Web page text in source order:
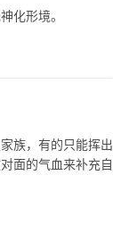
化形境。
族，有的只能挥出
面的气血来补充自